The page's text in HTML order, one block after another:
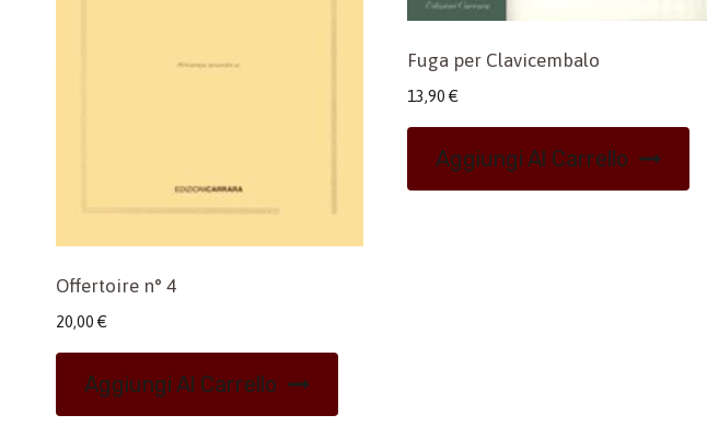
Offertoire n° 4
20,00 €
Aggiungi Al Carrello
Fuga per Clavicembalo
13,90 €
Aggiungi Al Carrello